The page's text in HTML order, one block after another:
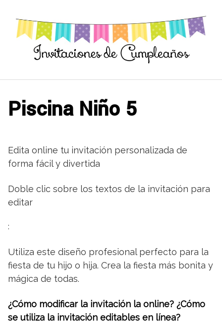
contenido
Piscina Niño 5
Edita online tu invitación personalizada de
forma fácil y divertida
Doble clic sobre los textos de la invitación para
editar
:
Utiliza este diseño profesional perfecto para la
fiesta de tu hijo o hija. Crea la fiesta más bonita y
mágica de todas.
¿Cómo modificar la invitación la online? ¿Cómo
se utiliza la invitación editables en línea?